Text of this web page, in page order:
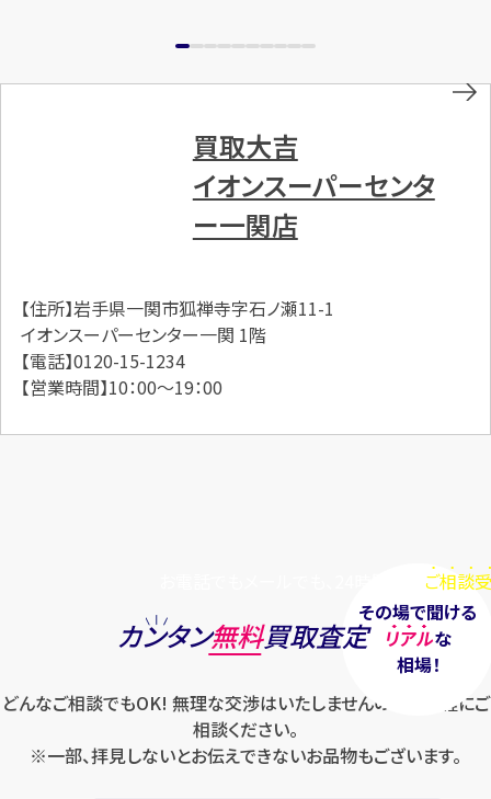
買取大吉
イオンスーパーセンタ
ー一関店
【住所】岩手県一関市狐禅寺字石ノ瀬11-1
イオンスーパーセンター一関 1階
【電話】0120-15-1234
【営業時間】10：00～19：00
ご相談
その場で聞ける
リアルな
相場！
カンタン無料買取査定
どんなご相談でもOK! 無理な交渉はいたしませんのでお気軽にご
相談ください。
※一部、拝見しないとお伝えできないお品物もございます。